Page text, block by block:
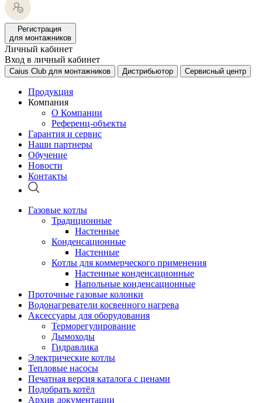
Регистрация
для монтажников
Личный кабинет
Вход в личный кабинет
Caius Club для монтажников Дистрибьютор Сервисный центр
Продукция
Компания
О Компании
Референц-объекты
Гарантия и сервис
Наши партнеры
Обучение
Новости
Контакты
Газовые котлы
Традиционные
Настенные
Конденсационные
Настенные
Котлы для коммерческого применения
Настенные конденсационные
Напольные конденсационные
Проточные газовые колонки
Водонагреватели косвенного нагрева
Аксессуары для оборудования
Терморегулирование
Дымоходы
Гидравлика
Электрические котлы
Тепловые насосы
Печатная версия каталога с ценами
Подобрать котёл
Архив документации